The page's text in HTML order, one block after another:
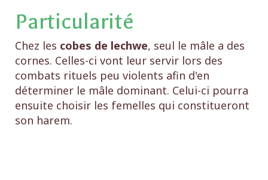
Particularité
Chez les cobes de lechwe, seul le mâle a des
cornes. Celles-ci vont leur servir lors des
combats rituels peu violents afin d'en
déterminer le mâle dominant. Celui-ci pourra
ensuite choisir les femelles qui constitueront
son harem.